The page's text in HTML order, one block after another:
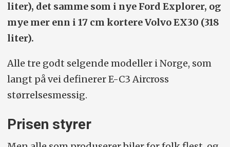
Lengde/bredde (med
speil)/høyde/bakkeklaring (cm):
Vekt/nyttelast:1579/451
Bagasjevolum
liter), det samme som i nye Ford Explorer, og
mye mer enn i 17 cm kortere Volvo EX30 (318
liter).
Alle tre godt selgende modeller i Norge, som
langt på vei definerer E-C3 Aircross
størrelsesmessig.
Prisen styrer